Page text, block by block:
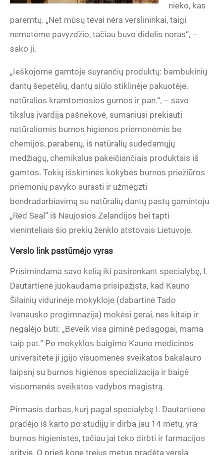
nieko, kas
paremtų. „Net mūsų tėvai nėra verslininkai, taigi
nematėme pavyzdžio, tačiau buvo didelis noras“, –
sako ji.
„Ieškojome gamtoje suyrančių produktų: bambukinių
dantų šepetėlių, dantų siūlo stiklinėje pakuotėje,
natūralios kramtomosios gumos ir pan.“, – savo
tikslus įvardija pašnekovė, sumaniusi prekiauti
natūraliomis burnos higienos priemonėmis be
chemijos, parabenų, iš natūralių sudedamųjų
medžiagų, chemikalus pakeičiančiais produktais iš
gamtos. Tokių išskirtinės kokybės burnos priežiūros
priemonių pavyko surasti ir užmegzti
bendradarbiavimą su natūralių dantų pastų gamintoju
„Red Seal“ iš Naujosios Zelandijos bei tapti
vieninteliais šio prekių ženklo atstovais Lietuvoje.
Verslo link pastūmėjo vyras
Prisimindama savo kelią iki pasirenkant specialybę, I.
Dautartienė juokaudama prisipažįsta, kad Kauno
Šilainių vidurinėje mokykloje (dabartinė Tado
Ivanausko progimnazija) mokėsi gerai, nes kitaip ir
negalėjo būti: „Beveik visa giminė pedagogai, mama
taip pat.“ Po mokyklos baigimo Kauno medicinos
universitete ji įgijo visuomenės sveikatos bakalauro
laipsnį su burnos higienos specializacija ir baigė
visuomenės sveikatos vadybos magistrą.
Pirmasis darbas, kurį pagal specialybę I. Dautartienė
pradėjo iš karto po studijų ir dirba jau 14 metų, yra
burnos higienistės, tačiau jai teko dirbti ir farmacijos
srityje. O prieš kone trejus metus pradėtą verslą